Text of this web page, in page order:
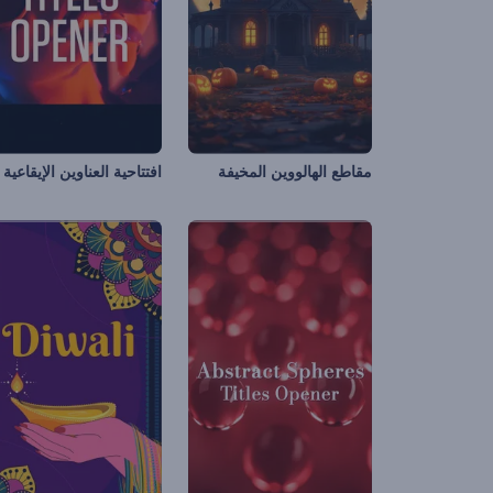
مقاطع الهالووين المخيفة افتتاحية العناوين الإيقاعية